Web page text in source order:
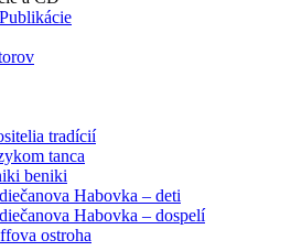
tradícií
tanca
beniki
Habovka – deti
Habovka – dospelí
ostroha